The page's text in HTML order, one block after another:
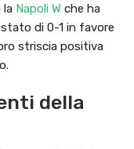
la Napoli W che ha
di 0-1 in favore
striscia positiva
della